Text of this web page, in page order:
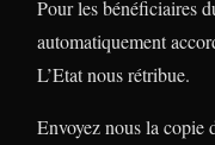
Pour les bénéficiaires
automatiquement
L’Etat nous rétribue.
Envoyez nous la copie